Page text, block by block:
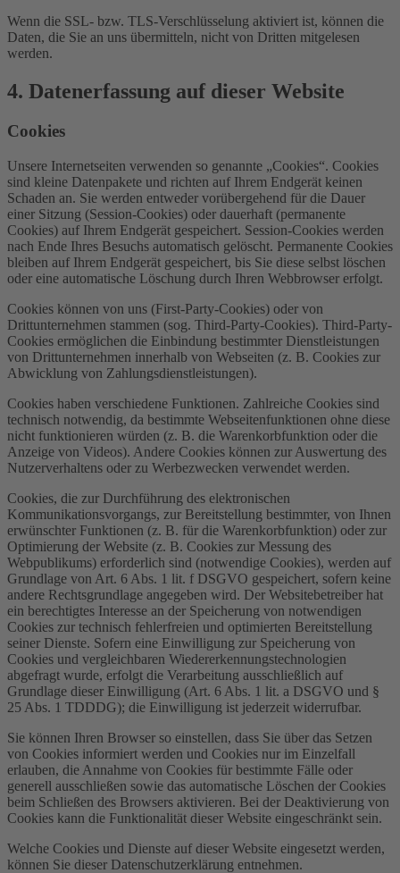
Wenn die SSL- bzw. TLS-Verschlüsselung aktiviert ist, können die
Daten, die Sie an uns übermitteln, nicht von Dritten mitgelesen
werden.
4. Datenerfassung auf dieser Website
Cookies
Unsere Internetseiten verwenden so genannte „Cookies“. Cookies
sind kleine Datenpakete und richten auf Ihrem Endgerät keinen
Schaden an. Sie werden entweder vorübergehend für die Dauer
einer Sitzung (Session-Cookies) oder dauerhaft (permanente
Cookies) auf Ihrem Endgerät gespeichert. Session-Cookies werden
nach Ende Ihres Besuchs automatisch gelöscht. Permanente Cookies
bleiben auf Ihrem Endgerät gespeichert, bis Sie diese selbst löschen
oder eine automatische Löschung durch Ihren Webbrowser erfolgt.
Cookies können von uns (First-Party-Cookies) oder von
Drittunternehmen stammen (sog. Third-Party-Cookies). Third-Party-
Cookies ermöglichen die Einbindung bestimmter Dienstleistungen
von Drittunternehmen innerhalb von Webseiten (z. B. Cookies zur
Abwicklung von Zahlungsdienstleistungen).
Cookies haben verschiedene Funktionen. Zahlreiche Cookies sind
technisch notwendig, da bestimmte Webseitenfunktionen ohne diese
nicht funktionieren würden (z. B. die Warenkorbfunktion oder die
Anzeige von Videos). Andere Cookies können zur Auswertung des
Nutzerverhaltens oder zu Werbezwecken verwendet werden.
Cookies, die zur Durchführung des elektronischen
Kommunikationsvorgangs, zur Bereitstellung bestimmter, von Ihnen
erwünschter Funktionen (z. B. für die Warenkorbfunktion) oder zur
Optimierung der Website (z. B. Cookies zur Messung des
Webpublikums) erforderlich sind (notwendige Cookies), werden auf
Grundlage von Art. 6 Abs. 1 lit. f DSGVO gespeichert, sofern keine
andere Rechtsgrundlage angegeben wird. Der Websitebetreiber hat
ein berechtigtes Interesse an der Speicherung von notwendigen
Cookies zur technisch fehlerfreien und optimierten Bereitstellung
seiner Dienste. Sofern eine Einwilligung zur Speicherung von
Cookies und vergleichbaren Wiedererkennungstechnologien
abgefragt wurde, erfolgt die Verarbeitung ausschließlich auf
Grundlage dieser Einwilligung (Art. 6 Abs. 1 lit. a DSGVO und §
25 Abs. 1 TDDDG); die Einwilligung ist jederzeit widerrufbar.
Sie können Ihren Browser so einstellen, dass Sie über das Setzen
von Cookies informiert werden und Cookies nur im Einzelfall
erlauben, die Annahme von Cookies für bestimmte Fälle oder
generell ausschließen sowie das automatische Löschen der Cookies
beim Schließen des Browsers aktivieren. Bei der Deaktivierung von
Cookies kann die Funktionalität dieser Website eingeschränkt sein.
Welche Cookies und Dienste auf dieser Website eingesetzt werden,
können Sie dieser Datenschutzerklärung entnehmen.